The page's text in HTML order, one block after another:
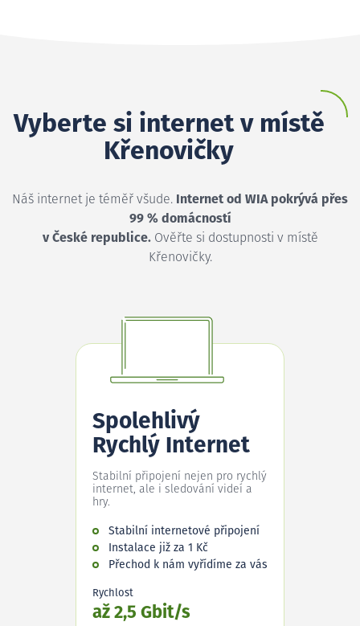
Vyberte si internet v místě
Křenovičky
Náš internet je téměř všude. Internet od WIA pokrývá přes
99 % domácností
v České republice.Ověřte si dostupnosti v místě
Křenovičky.
Spolehlivý
Rychlý Internet
Stabilní připojení nejen pro rychlý
internet, ale i sledování videí a
hry.
Stabilní internetové připojení
Instalace již za 1 Kč
Přechod k nám vyřídíme za vás
Rychlost
až 2,5 Gbit/s